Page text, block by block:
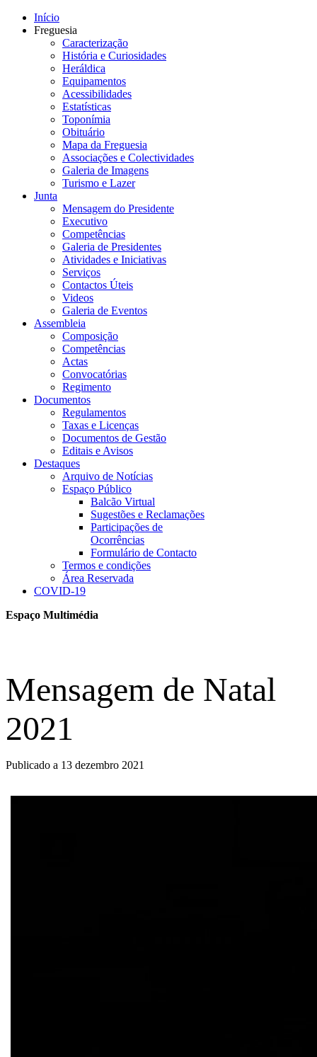
Início
Freguesia
Caracterização
História e Curiosidades
Heráldica
Equipamentos
Acessibilidades
Estatísticas
Toponímia
Obituário
Mapa da Freguesia
Associações e Colectividades
Galeria de Imagens
Turismo e Lazer
Junta
Mensagem do Presidente
Executivo
Competências
Galeria de Presidentes
Atividades e Iniciativas
Serviços
Contactos Úteis
Videos
Galeria de Eventos
Assembleia
Composição
Competências
Actas
Convocatórias
Regimento
Documentos
Regulamentos
Taxas e Licenças
Documentos de Gestão
Editais e Avisos
Destaques
Arquivo de Notícias
Espaço Público
Balcão Virtual
Sugestões e Reclamações
Participações de
Ocorrências
Formulário de Contacto
Termos e condições
Área Reservada
COVID-19
Espaço Multimédia
Mensagem de Natal
2021
Publicado a 13 dezembro 2021